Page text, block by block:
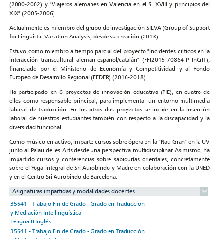
(2000-2002) y "Viajeros alemanes en Valencia en el S. XVIII y principios del
XIX" (2005-2006).
Actualmente es miembro del grupo de investigación SILVA (Group of Support
for Linguistic Variation Analysis) desde su creación (2013).
Estuvo como miembro a tiempo parcial del proyecto "lncidentes críticos en la
interacción transcultural alemán-español/catalán" (FFI2015-70864-P InCrIT),
financiado por el Ministerio de Economía y Competitividad y al Fondo
Europeo de Desarrollo Regional (FEDER) (2016-2018).
Ha participado en 6 proyectos de innovación educativa (PIE), en cuatro de
ellos como responsable principal, para implementar un entorno multimedia
laboral de traducción. En los otros dos proyectos se incide en la inserción
laboral de nuestros estudiantes también con respecto a la discapacidad y la
diversidad funcional.
Como músico en activo, imparte cursos sobre ópera en la "Nau Gran" en la UV
junto al Palau de les Arts desde una perspectiva multidisciplinar. Asimismo, ha
impartido cursos y conferencias sobre sabidurías orientales, concretamente
sobre el Yoga integral de Sri Aurobindo y Madre en colaboración con la UNED
y en el Centro Sri Aurobindo de Barcelona.
Asignaturas impartidas y modalidades docentes
35641 - Trabajo Fin de Grado - Grado en Traducción
y Mediación Interlingüística
Lengua B Inglés
35641 - Trabajo Fin de Grado - Grado en Traducción